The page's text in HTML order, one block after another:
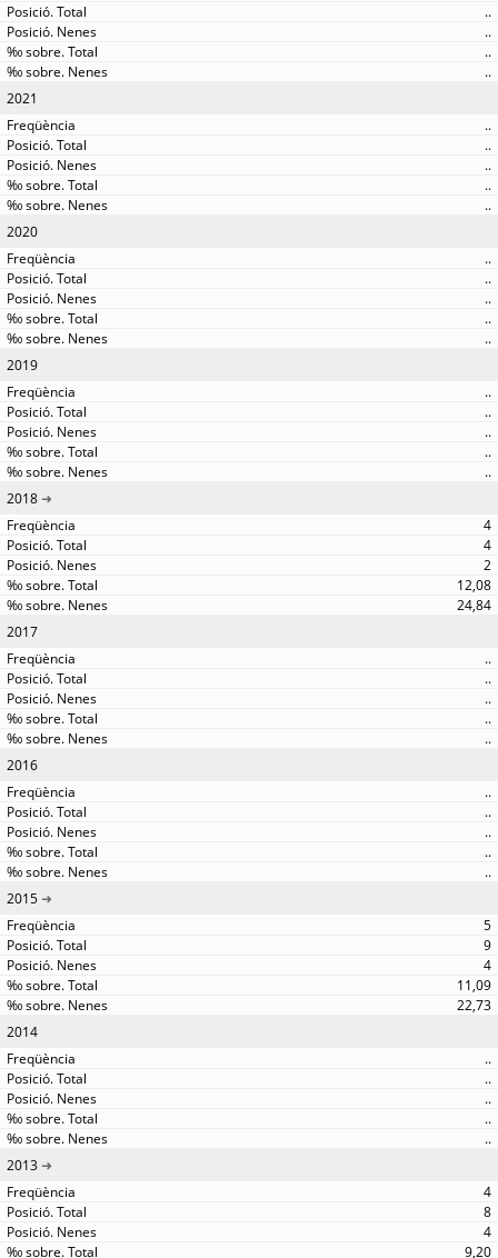
..
..
..
..
2021
..
..
..
..
..
2020
..
..
..
..
..
2019
..
..
..
..
..
2018
4
4
2
12,08
24,84
2017
..
..
..
..
..
2016
..
..
..
..
..
2015
5
9
4
11,09
22,73
2014
..
..
..
..
..
2013
4
8
4
9,20